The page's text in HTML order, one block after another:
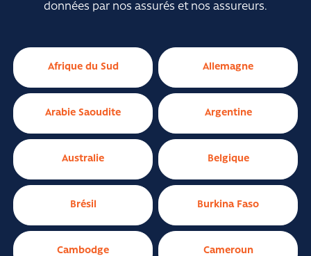
données par nos assurés et nos assureurs.
Afrique du Sud Allemagne
Arabie Saoudite Argentine
Australie Belgique
Brésil Burkina Faso
Cambodge Cameroun